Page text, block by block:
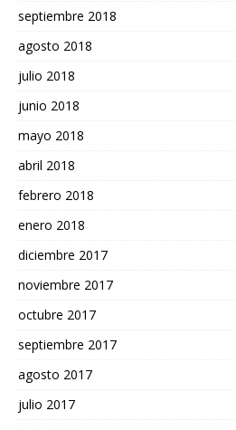
septiembre 2018
agosto 2018
julio 2018
junio 2018
mayo 2018
abril 2018
febrero 2018
enero 2018
diciembre 2017
noviembre 2017
octubre 2017
septiembre 2017
agosto 2017
julio 2017